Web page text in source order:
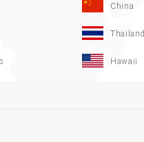
China
Thailand
Hawaii